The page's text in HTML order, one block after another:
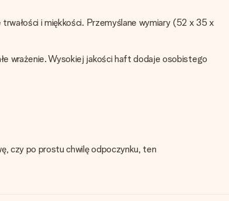
i miękkości. Przemyślane wymiary (52 x 35 x
wrażenie. Wysokiej jakości haft dodaje osobistego
czy po prostu chwilę odpoczynku, ten